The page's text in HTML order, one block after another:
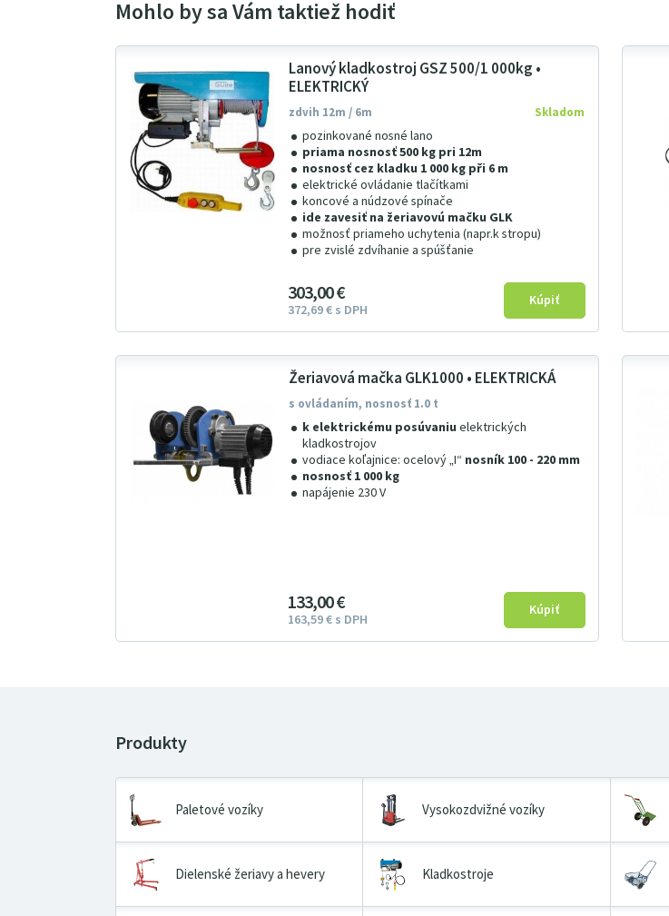
Lanový kladkostroj GSZ 500/1 000kg •
ELEKTRICKÝ
zdvih 12m / 6m
pozinkované nosné lano
priama nosnosť 500 kg pri 12m
nosnosť cez kladku 1 000 kg při 6 m
elektrické ovládanie tlačítkami
koncové a núdzové spínače
ide zavesiť na žeriavovú mačku GLK
možnosť priameho uchytenia (napr.k stropu)
pre zvislé zdvíhanie a spúšťanie
Skladom
303 00€
372 69€ s DPH
Žeriavová mačka GLK1000 • ELEKTRICKÁ
s ovládaním, nosnosť 1.0 t
k elektrickému posúvaniu elektrických
kladkostrojov
vodiace koľajnice: ocelový „I“ nosník 100 - 220 mm
nosnosť 1 000 kg
napájenie 230 V
133 00€
163 59€ s DPH
Paletové vozíky Vysokozdvižné vozíky
Dielenské žeriavy a hevery Kladkostroje